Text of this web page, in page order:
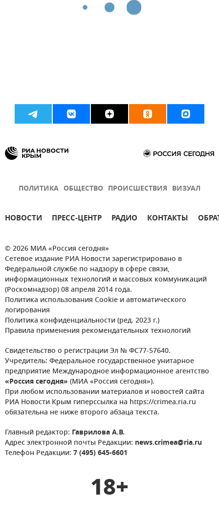
ПОЛИТИКА ОБЩЕСТВО ПРОИСШЕСТВИЯ ВИЗУАЛ
НОВОСТИ ПРЕСС-ЦЕНТР РАДИО КОНТАКТЫ
© 2026 МИА «Россия сегодня»
Сетевое издание РИА Новости зарегистрировано в
Федеральной службе по надзору в сфере связи,
информационных технологий и массовых коммуникаций
(Роскомнадзор) 08 апреля 2014 года.
Политика использования Cookie и автоматического
логирования
Политика конфиденциальности (ред. 2023 г.)
Правила применения рекомендательных технологий
Свидетельство о регистрации Эл № ФС77-57640.
Учредитель: Федеральное государственное унитарное
предприятие Международное информационное агентство
«Россия сегодня» (МИА «Россия сегодня»).
При любом использовании материалов и новостей сайта
РИА Новости Крым гиперссылка на https://crimea.ria.ru
обязательна не ниже второго абзаца текста.
Главный редактор: Гаврилова А.В.
Адрес электронной почты Редакции: news.crimea@ria.ru
Телефон Редакции: 7 (495) 645-6601
18+